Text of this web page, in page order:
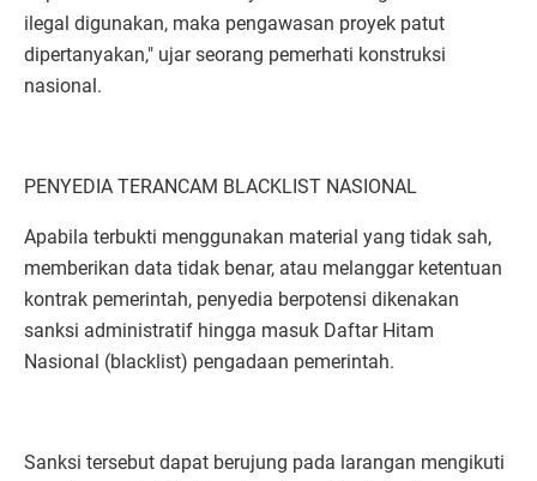
ilegal digunakan, maka pengawasan proyek patut
dipertanyakan," ujar seorang pemerhati konstruksi
nasional.
PENYEDIA TERANCAM BLACKLIST NASIONAL
Apabila terbukti menggunakan material yang tidak sah,
memberikan data tidak benar, atau melanggar ketentuan
kontrak pemerintah, penyedia berpotensi dikenakan
sanksi administratif hingga masuk Daftar Hitam
Nasional (blacklist) pengadaan pemerintah.
Sanksi tersebut dapat berujung pada larangan mengikuti